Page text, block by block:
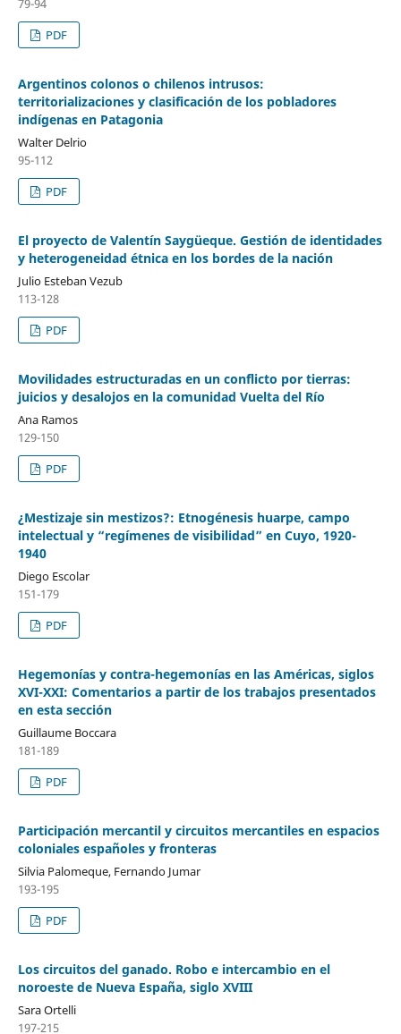
79-94
PDF
Argentinos colonos o chilenos intrusos:
territorializaciones y clasificación de los pobladores
indígenas en Patagonia
Walter Delrio
95-112
PDF
El proyecto de Valentín Saygüeque. Gestión de identidades
y heterogeneidad étnica en los bordes de la nación
Julio Esteban Vezub
113-128
PDF
Movilidades estructuradas en un conflicto por tierras:
juicios y desalojos en la comunidad Vuelta del Río
Ana Ramos
129-150
PDF
¿Mestizaje sin mestizos?: Etnogénesis huarpe, campo
intelectual y “regímenes de visibilidad” en Cuyo, 1920-
1940
Diego Escolar
151-179
PDF
Hegemonías y contra-hegemonías en las Américas, siglos
XVI-XXI: Comentarios a partir de los trabajos presentados
en esta sección
Guillaume Boccara
181-189
PDF
Participación mercantil y circuitos mercantiles en espacios
coloniales españoles y fronteras
Silvia Palomeque, Fernando Jumar
193-195
PDF
Los circuitos del ganado. Robo e intercambio en el
noroeste de Nueva España, siglo XVIII
Sara Ortelli
197-215